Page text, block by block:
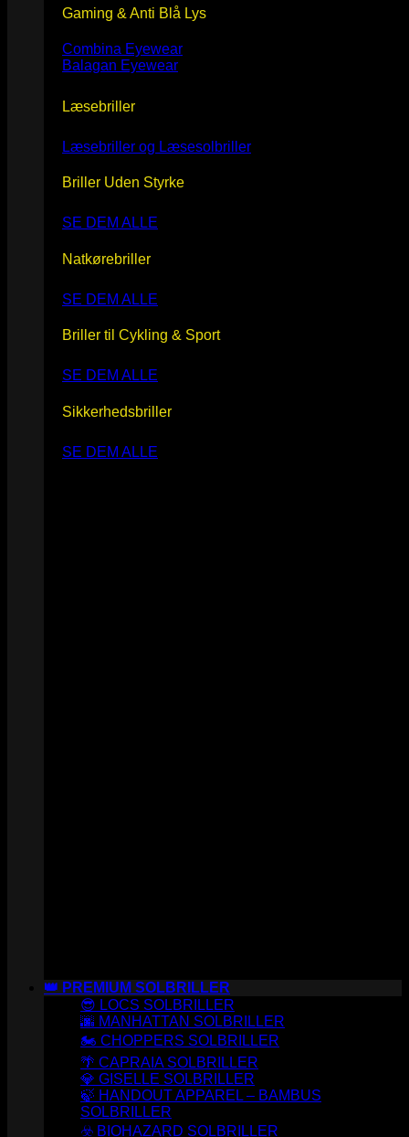
Gaming & Anti Blå Lys
Combina Eyewear
Balagan Eyewear
Læsebriller
Læsebriller og Læsesolbriller
Briller Uden Styrke
SE DEM ALLE
Natkørebriller
SE DEM ALLE
Briller til Cykling & Sport
SE DEM ALLE
Sikkerhedsbriller
SE DEM ALLE
👑 PREMIUM SOLBRILLER
😎 LOCS SOLBRILLER
🌆 MANHATTAN SOLBRILLER
🏍️ CHOPPERS SOLBRILLER
🌴 CAPRAIA SOLBRILLER
💎 GISELLE SOLBRILLER
🍃 HANDOUT APPAREL – BAMBUS
SOLBRILLER
☣️ BIOHAZARD SOLBRILLER